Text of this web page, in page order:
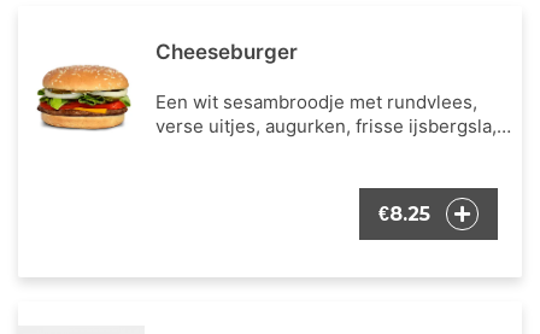
Cheeseburger
Een wit sesambroodje met rundvlees,
verse uitjes, augurken, frisse ijsbergsla,
€8.25